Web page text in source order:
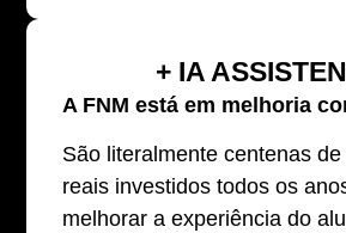
+ IA
A FNM está em melhoria
São literalmente centenas
reais investidos todos os
melhorar a experiência do